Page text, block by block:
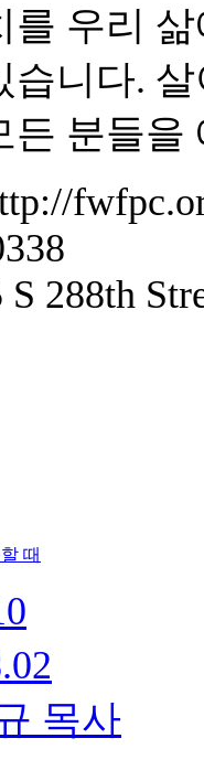
를 우리
습니다.
든 분들
288th
때
목사